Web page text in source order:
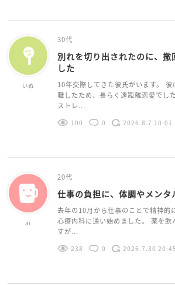
いぬ
30代
別れを切り出されたのに、撤
した
10年交際してきた彼氏がいます。
職したため、長らく遠距離恋愛でし
ストレ...
100 0 2026.8.7 10:01
ai
20代
仕事の負担に、体調やメンタ
去年の10月から仕事のことで精神的
心療内科に通い始めました。 薬を飲
すが...
238 0 2026.7.30 20:45